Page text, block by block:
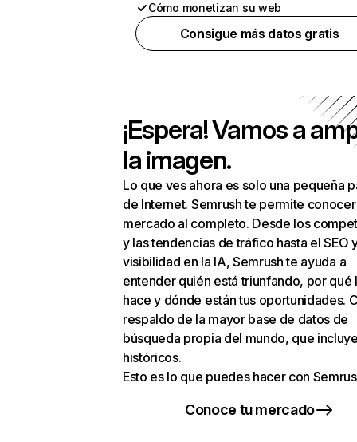
Cómo monetizan su web
Consigue más datos gratis
¡Espera! Vamos a
la imagen.
Lo que ves ahora es solo una pequeña
de Internet. Semrush te permite
mercado al completo. Desde los
y las tendencias de tráfico hasta el SEO
visibilidad en la IA, Semrush te ayuda a
entender quién está triunfando, por qué
hace y dónde están tus oportunidades.
respaldo de la mayor base de datos de
búsqueda propia del mundo, que
históricos.
Esto es lo que puedes hacer con
Conoce tu mercado